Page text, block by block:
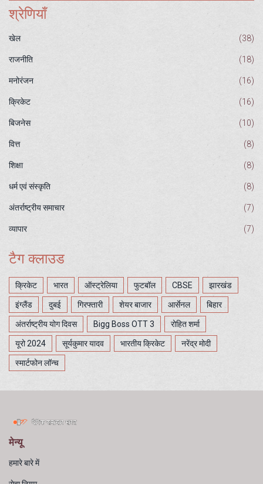
श्रेणियाँ
खेल (38)
राजनीति (18)
मनोरंजन (16)
क्रिकेट (16)
बिजनेस (10)
वित्त (8)
शिक्षा (8)
धर्म एवं संस्कृति (8)
अंतर्राष्ट्रीय समाचार (7)
व्यापार (7)
टैग क्लाउड
क्रिकेट भारत ऑस्ट्रेलिया फुटबॉल CBSE झारखंड
इंग्लैंड दुबई गिरफ्तारी शेयर बाजार आर्सेनल बिहार
अंतर्राष्ट्रीय योग दिवस Bigg Boss OTT 3 रोहित शर्मा
यूरो 2024 सूर्यकुमार यादव भारतीय क्रिकेट नरेंद्र मोदी
स्मार्टफोन लॉन्च
मेन्यू
हमारे बारे में